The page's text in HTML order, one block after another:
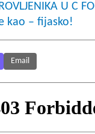
U C
kao – fijasko!
Email